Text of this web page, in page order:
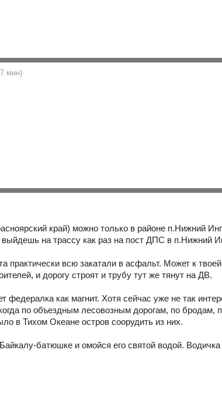
мин)
край) можно только в районе п.Нижний
на трассу как раз на пост ДПС в п.Нижний
практически всю закатали в асфальт. Может к
и дорогу строят и трубу тут же тянут на ДВ.
федералка как магнит. Хотя сейчас уже не так
по объездным лесовозным дорогам, по
в Тихом Океане остров соорудить из них.
батюшке и омойся его святой водой.